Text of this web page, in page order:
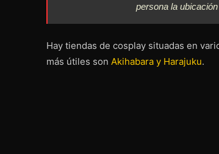
persona la
Hay tiendas de cosplay situadas en
más útiles son Akihabara y Harajuku.